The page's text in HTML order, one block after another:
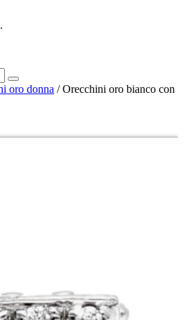
Search
oro donna / Orecchini oro bianco con